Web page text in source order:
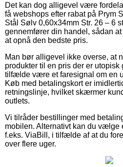
Det kan dog alligevel være
få webshops efter rabat på Prym
Stål Sølv 0,60x34mm Str. 26 – 6
gennemfører din handel, sådan
at opnå den bedste pris.
Man bør alligevel ikke overse, at
produkter til en pris der er
tilfælde være et faresignal om en
Køb med betalingskort er
retningslinje, hvilket skærmer
outlets.
Vi tilråder bestillinger med
mobilen. Alternativt kan du vælge
f.eks. ViaBill, i tilfælde af at du
over flere uger.